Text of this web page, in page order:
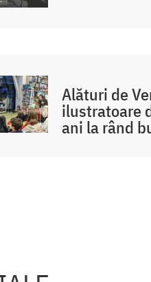
Alături de
ilustratoare
ani la rând